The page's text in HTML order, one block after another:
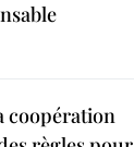
coopération